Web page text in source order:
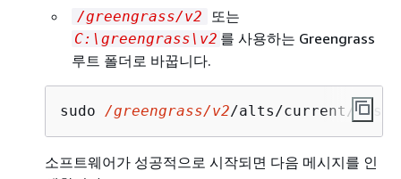
/greengrass/v2 또는
C:\greengrass\v2 를 사용하는 Greengrass
루트 폴더로 바꿉니다.
sudo /greengrass/v2/alts/current/
소프트웨어가 성공적으로 시작되면 다음 메시지를 인